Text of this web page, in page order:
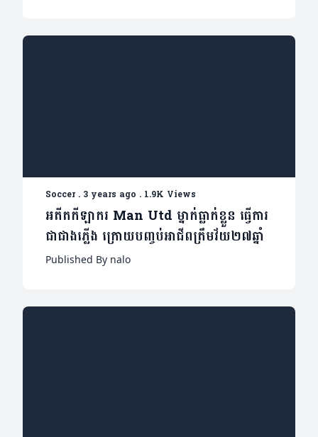
Soccer. 3 years ago . 1.9K Views
អតីតកីឡាករ Man Utd ម្នាក់ធ្លាក់ខ្លួន ធ្វើការ
ជាជាងភ្លើង ក្រោយបញ្ចប់អាជីពត្រឹមវ័យ២៧ឆ្នាំ
Published By nalo